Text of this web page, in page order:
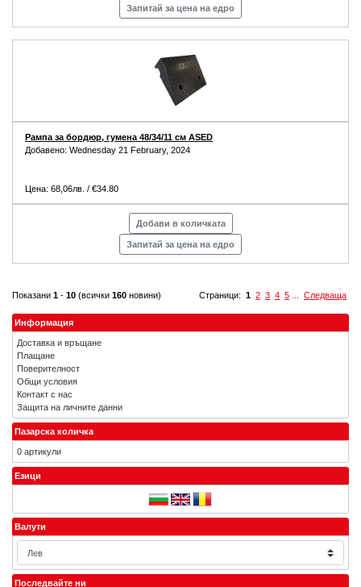
Запитай за цена на едро
Рампа за бордюр, гумена 48/34/11 см ASED
Добавено: Wednesday 21 February, 2024
Цена: 68,06лв. / €34.80
Добави в количката
Запитай за цена на едро
Страници: 1 2 3 4 5 ... Следваща
Показани 1 - 10 (всички 160 новини)
Информация
Доставка и връщане
Плащане
Поверителност
Общи условия
Контакт с нас
Защита на личните данни
Пазарска количка
0 артикули
Езици
Валути
Последвайте ни